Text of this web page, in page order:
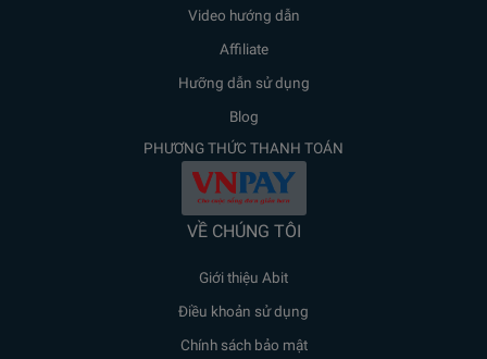
Video hướng dẫn
Affiliate
Hưỡng dẫn sử dụng
Blog
PHƯƠNG THỨC THANH TOÁN
VỀ CHÚNG TÔI
Giới thiệu Abit
Điều khoản sử dụng
Chính sách bảo mật